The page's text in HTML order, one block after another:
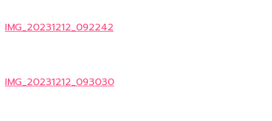
IMG_20231212_092242
IMG_20231212_093030